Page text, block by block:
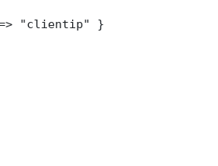
"clientip" }